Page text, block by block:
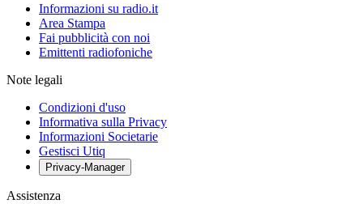
Informazioni su radio.it
Area Stampa
Fai pubblicità con noi
Emittenti radiofoniche
Note legali
Condizioni d'uso
Informativa sulla Privacy
Informazioni Societarie
Gestisci Utiq
Privacy-Manager
Assistenza